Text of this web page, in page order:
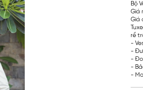
Bộ
Giá
Giá
rể
-
-
- Đo
-
-